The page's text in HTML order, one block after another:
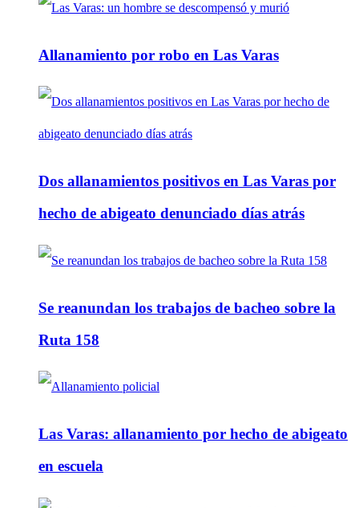
Allanamiento por robo en Las Varas
Dos allanamientos positivos en Las Varas por
hecho de abigeato denunciado días atrás
Se reanundan los trabajos de bacheo sobre la
Ruta 158
Las Varas: allanamiento por hecho de abigeato
en escuela